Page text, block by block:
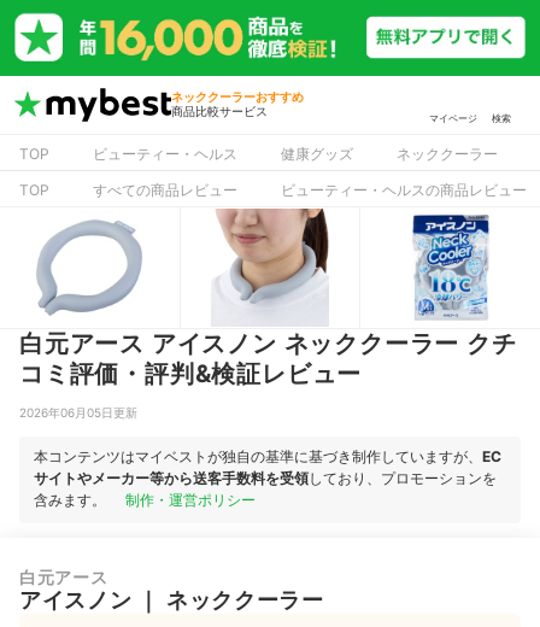
ネッククーラーおすすめ
商品比較サービス
マイページ 検索
TOP ビューティー・ヘルス 健康グッズ
ネッククーラー
TOP
すべての商品レビュー ビューティー・ヘルスの商品レビュー
白元アース アイスノン ネッククーラー クチ
コミ評価・評判&検証レビュー
2026年06月05日更新
本コンテンツはマイベストが独自の基準に基づき制作していますが、 EC
サイトやメーカー等から送客手数料を受領しており、プロモーションを
含みます。
制作・運営ポリシー
白元アース
アイスノン ネッククーラー